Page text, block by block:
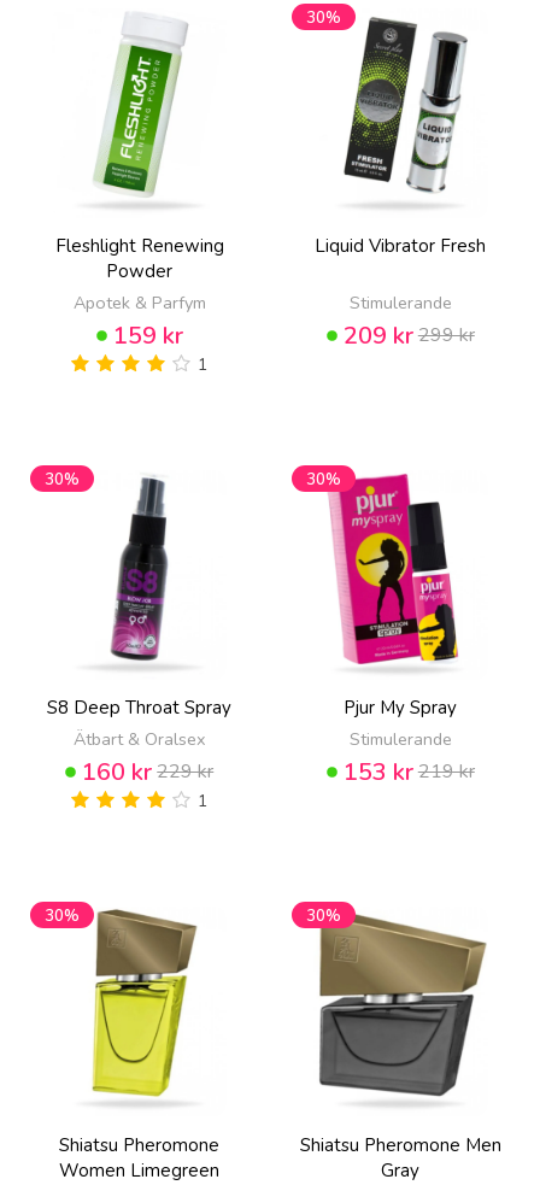
Fleshlight Renewing
Powder
Apotek & Parfym
159 kr
1
30%
Liquid Vibrator Fresh
Stimulerande
209 kr299 kr
30%
S8 Deep Throat Spray
Ätbart & Oralsex
160 kr229 kr
1
30%
Pjur My Spray
Stimulerande
153 kr219 kr
30%
Shiatsu Pheromone
Women Limegreen
30%
Shiatsu Pheromone Men
Gray